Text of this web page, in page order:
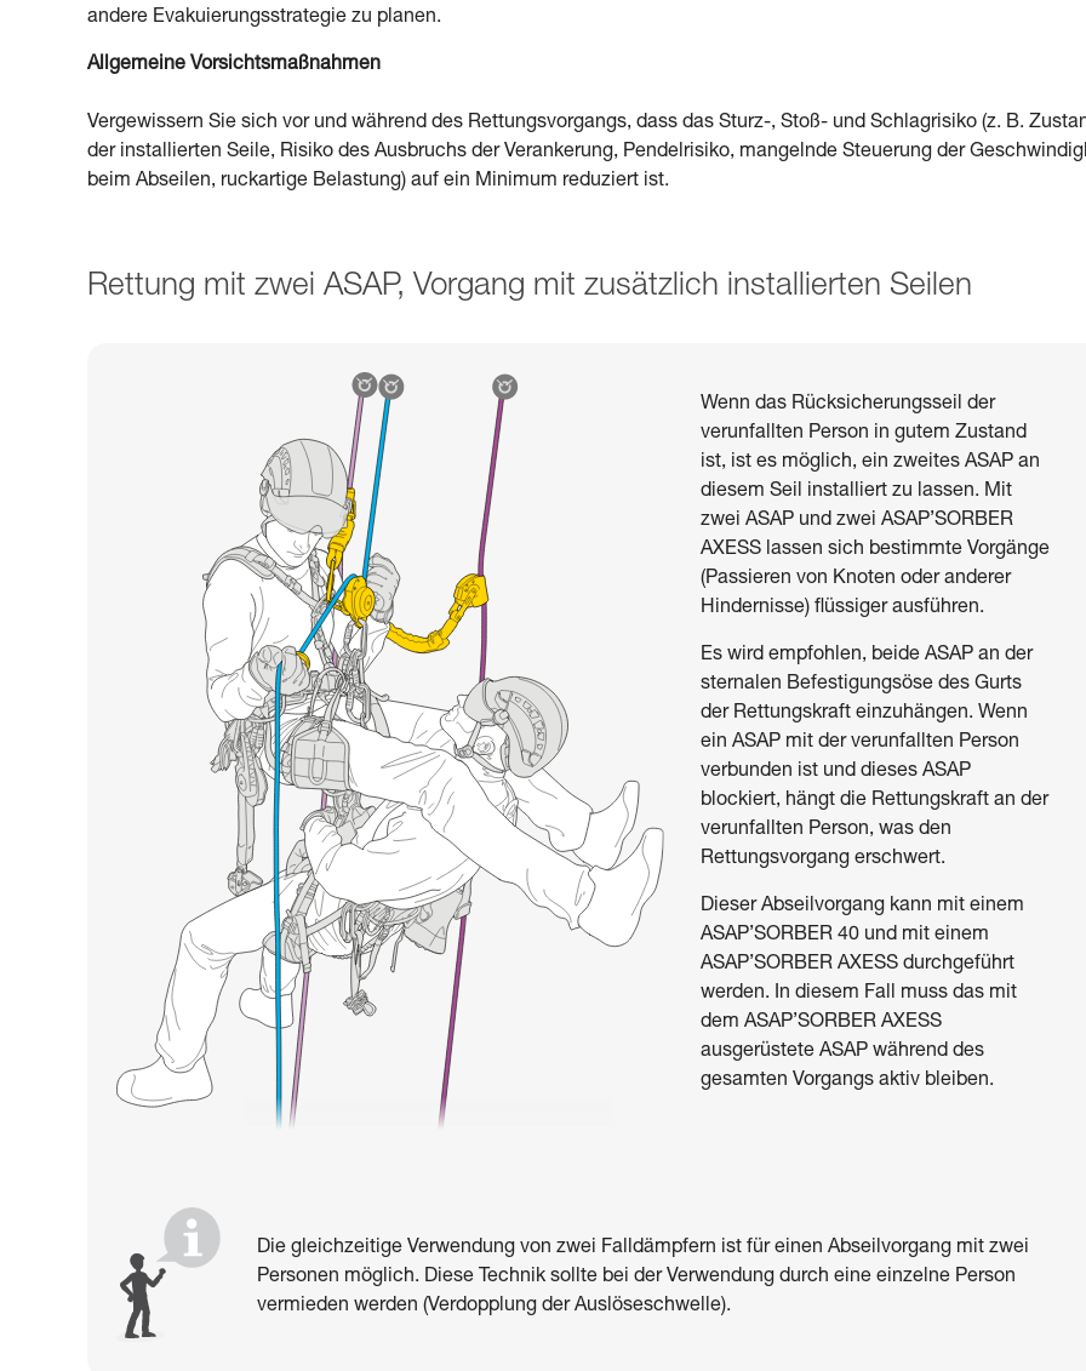
andere Evakuierungsstrategie zu planen.
Allgemeine Vorsichtsmaßnahmen
Vergewissern Sie sich vor und während des Rettungsvorgangs, dass das Sturz-, Stoß- und Schlagrisiko (z. B.
der installierten Seile, Risiko des Ausbruchs der Verankerung, Pendelrisiko, mangelnde Steuerung der
beim Abseilen, ruckartige Belastung) auf ein Minimum reduziert ist.
Rettung mit zwei ASAP, Vorgang mit zusätzlich installierten Seilen
Wenn das Rücksicherungsseil der
verunfallten Person in gutem Zustand
ist, ist es möglich, ein zweites ASAP an
diesem Seil installiert zu lassen. Mit
zwei ASAP und zwei ASAP’SORBER
AXESS lassen sich bestimmte Vorgänge
(Passieren von Knoten oder anderer
Hindernisse) flüssiger ausführen.
Es wird empfohlen, beide ASAP an der
sternalen Befestigungsöse des Gurts
der Rettungskraft einzuhängen. Wenn
ein ASAP mit der verunfallten Person
verbunden ist und dieses ASAP
blockiert, hängt die Rettungskraft an der
verunfallten Person, was den
Rettungsvorgang erschwert.
Dieser Abseilvorgang kann mit einem
ASAP’SORBER 40 und mit einem
ASAP’SORBER AXESS durchgeführt
werden. In diesem Fall muss das mit
dem ASAP’SORBER AXESS
ausgerüstete ASAP während des
gesamten Vorgangs aktiv bleiben.
Die gleichzeitige Verwendung von zwei Falldämpfern ist für einen Abseilvorgang mit zwei
Personen möglich. Diese Technik sollte bei der Verwendung durch eine einzelne Person
vermieden werden (Verdopplung der Auslöseschwelle).